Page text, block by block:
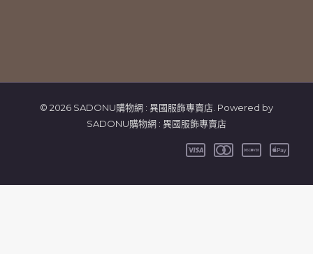
© 2026 SADONU購物網 : 異國服飾專賣店. Powered by
SADONU購物網 : 異國服飾專賣店